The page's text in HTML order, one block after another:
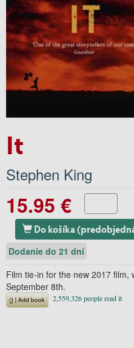
It
Stephen King
15.95 €
Do košíka
Dodanie do 21 dní
Film tie-in for the new 2017 film,
September 8th.